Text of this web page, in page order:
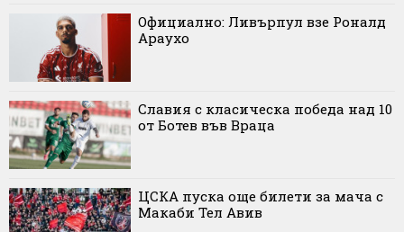
Официално: Ливърпул взе Роналд
Араухо
Славия с класическа победа над 10
от Ботев във Враца
ЦСКА пуска още билети за мача с
Макаби Тел Авив